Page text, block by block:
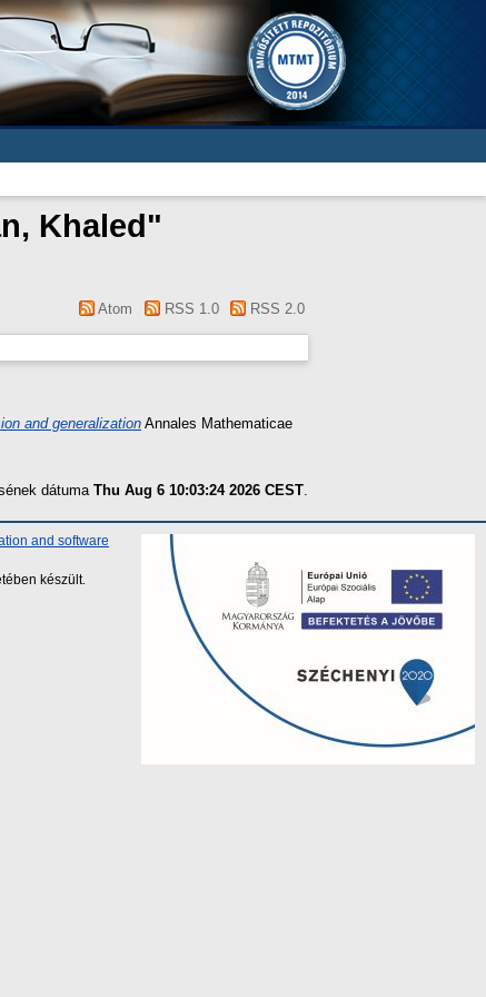
Khaled"
Atom RSS 1.0 RSS 2.0
and generalization Annales Mathematicae
dátuma Thu Aug 6 10:03:24 2026 CEST
and software
készült.